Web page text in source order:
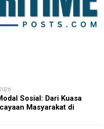
Sosial: Dari Kuasa
Masyarakat di